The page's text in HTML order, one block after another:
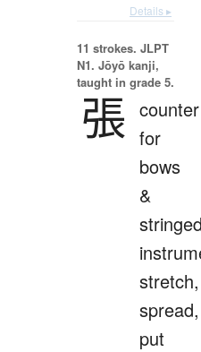
Details ▸
11 strokes. JLPT
N1. Jōyō kanji,
taught in grade 5.
張 counter
for
bows
&
stretch,
spread,
put